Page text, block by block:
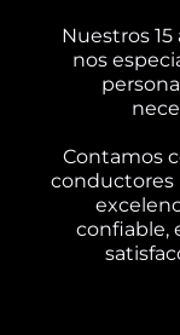
Nuestros
nos
Contamos
conductores
confiable,